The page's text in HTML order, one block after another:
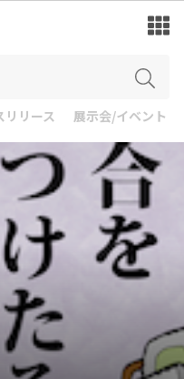
リリース 展示会/イベント